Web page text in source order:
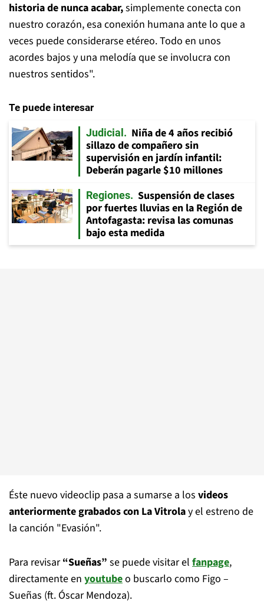
historia de nunca acabar,simplemente conecta con
nuestro corazón, esa conexión humana ante lo que a
veces puede considerarse etéreo. Todo en unos
acordes bajos y una melodía que se involucra con
nuestros sentidos".
Te puede interesar
Judicial
Niña de 4 años recibió
sillazo de compañero sin
supervisión en jardín infantil:
Deberán pagarle $10 millones
Regiones
Suspensión de clases
por fuertes lluvias en la Región de
Antofagasta: revisa las comunas
bajo esta medida
Éste nuevo videoclip pasa a sumarse a los videos
anteriormente grabados con La Vitrolay el estreno de
la canción "Evasión".
Para revisar“Sueñas” se puede visitar el fanpage,
directamente en youtubeo buscarlo como Figo –
Sueñas (ft. Óscar Mendoza).